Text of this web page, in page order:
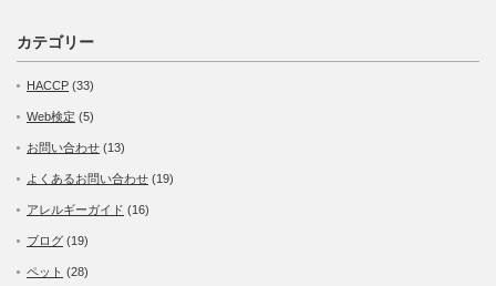
カテゴリー
HACCP (33)
Web検定 (5)
お問い合わせ (13)
よくあるお問い合わせ (19)
アレルギーガイド (16)
ブログ (19)
ペット (28)